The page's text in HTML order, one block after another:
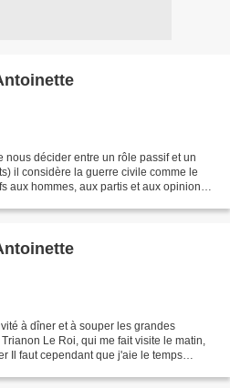
nous décider entre un rôle passif et un
il considère la guerre civile comme le
aux hommes, aux partis et aux opinions il
à dîner et à souper les grandes
Le Roi, qui me fait visite le matin,
Il faut cependant que j'aie le temps